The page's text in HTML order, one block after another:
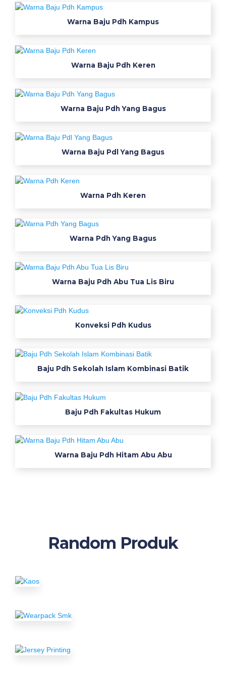
Warna Baju Pdh Kampus
Warna Baju Pdh Keren
Warna Baju Pdh Yang Bagus
Warna Baju Pdl Yang Bagus
Warna Pdh Keren
Warna Pdh Yang Bagus
Warna Baju Pdh Abu Tua Lis Biru
Konveksi Pdh Kudus
Baju Pdh Sekolah Islam Kombinasi Batik
Baju Pdh Fakultas Hukum
Warna Baju Pdh Hitam Abu Abu
Random Produk